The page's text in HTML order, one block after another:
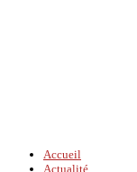
Accueil
Actualité